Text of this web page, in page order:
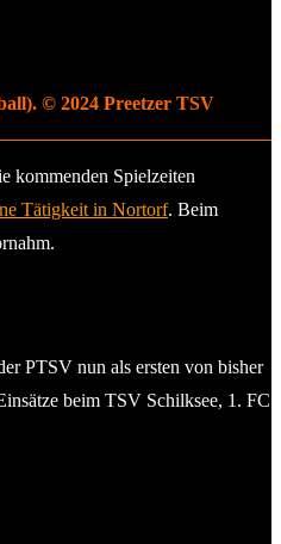
© 2024 Preetzer TSV
kommenden Spielzeiten
Tätigkeit in Nortorf. Beim
PTSV nun als ersten von bisher
beim TSV Schilksee, 1. FC